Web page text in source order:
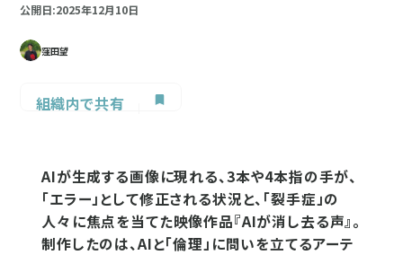
公開日:2025年12月10日
窪田望
組織内で共有
AIが生成する画像に現れる、3本や4本指の手が、
「エラー」として修正される状況と、「裂手症」の
人々に焦点を当てた映像作品『AIが消し去る声』。
制作したのは、AIと「倫理」に問いを立てるアーテ